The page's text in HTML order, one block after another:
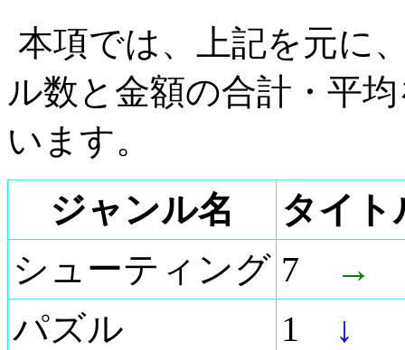
本項では、上記を元に
ル数と金額の合計・平
います。
ジャンル名
タイト
シューティング 7
→
パズル
1
↓